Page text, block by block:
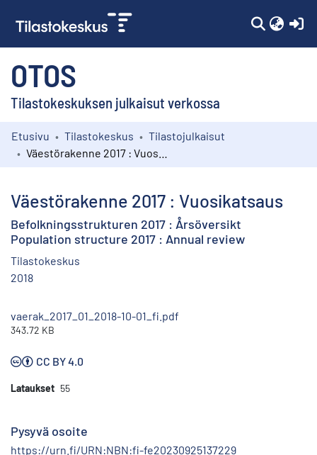
OTOS
Tilastokeskuksen julkaisut verkossa
Kokoelmat
Etusivu Tilastokeskus
Tilastojulkaisut
Väestörakenne 2017 : Vuosikatsaus
Befolkningsstrukturen 2017 : Årsöversikt
Population structure 2017 : Annual review
Tilastokeskus
2018
vaerak_2017_01_2018-10-01_fi.pdf
343.72 KB
CC BY 4.0
Lataukset 55
Pysyvä osoite
https://urn.fi/URN:NBN:fi-fe20230925137229